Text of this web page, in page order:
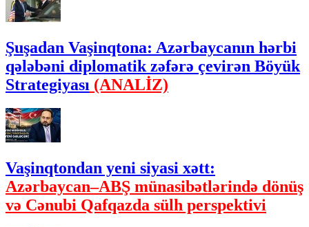
Şuşadan Vaşinqtona: Azərbaycanın hərbi
qələbəni diplomatik zəfərə çevirən Böyük
Strategiyası (ANALİZ)
Vaşinqtondan yeni siyasi xətt:
Azərbaycan–ABŞ münasibətlərində dönüş
və Cənubi Qafqazda sülh perspektivi